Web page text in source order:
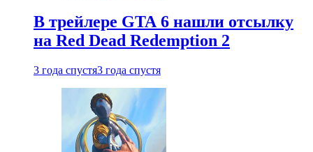
В трейлере GTA 6 нашли отсылку
на Red Dead Redemption 2
3 года спустя3 года спустя